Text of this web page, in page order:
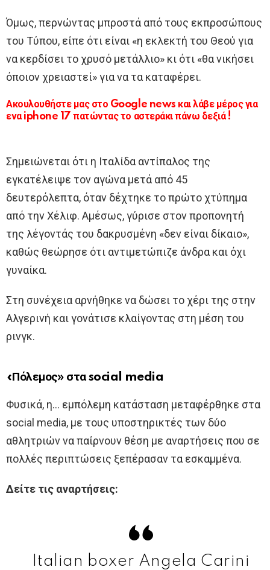
Όμως, περνώντας μπροστά από τους εκπροσώπους
του Τύπου, είπε ότι είναι «η εκλεκτή του Θεού για
να κερδίσει το χρυσό μετάλλιο» κι ότι «θα νικήσει
όποιον χρειαστεί» για να τα καταφέρει.
Ακουλουθήστε μας στο Google news και λάβε μέρος για
ενα iphone 17 πατώντας το αστεράκι πάνω δεξιά !
Σημειώνεται ότι η Ιταλίδα αντίπαλος της
εγκατέλειψε τον αγώνα μετά από 45
δευτερόλεπτα, όταν δέχτηκε το πρώτο χτύπημα
από την Χέλιφ. Αμέσως, γύρισε στον προπονητή
της λέγοντάς του δακρυσμένη «δεν είναι δίκαιο»,
καθώς θεώρησε ότι αντιμετώπιζε άνδρα και όχι
γυναίκα.
Στη συνέχεια αρνήθηκε να δώσει το χέρι της στην
Αλγερινή και γονάτισε κλαίγοντας στη μέση του
ρινγκ.
«Πόλεμος» στα social media
Φυσικά, η… εμπόλεμη κατάσταση μεταφέρθηκε στα
social media, με τους υποστηρικτές των δύο
αθλητριών να παίρνουν θέση με αναρτήσεις που σε
πολλές περιπτώσεις ξεπέρασαν τα εσκαμμένα.
Δείτε τις αναρτήσεις:
Italian boxer Angela Carini